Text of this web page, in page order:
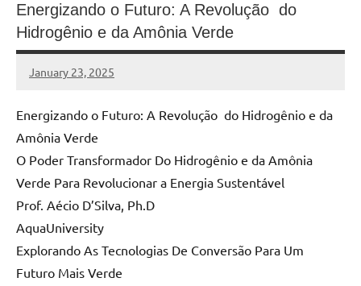
Energizando o Futuro: A Revolução do
Hidrogênio e da Amônia Verde
January 23, 2025
MyBelo
No
Energizando o Futuro: A Revolução do Hidrogênio e da
Amônia Verde
O Poder Transformador Do Hidrogênio e da Amônia
Verde Para Revolucionar a Energia Sustentável
Prof. Aécio D’Silva, Ph.D
AquaUniversity
Explorando As Tecnologias De Conversão Para Um
Futuro Mais Verde